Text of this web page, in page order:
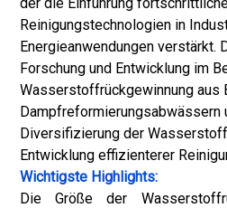
Reinigungstechnologien in
Energieanwendungen verstärkt.
Forschung und Entwicklung im
Wasserstoffrückgewinnung aus
Dampfreformierungsabwässern
Diversifizierung der
Entwicklung effizienterer
Wichtigste Highlights:
Die Größe der